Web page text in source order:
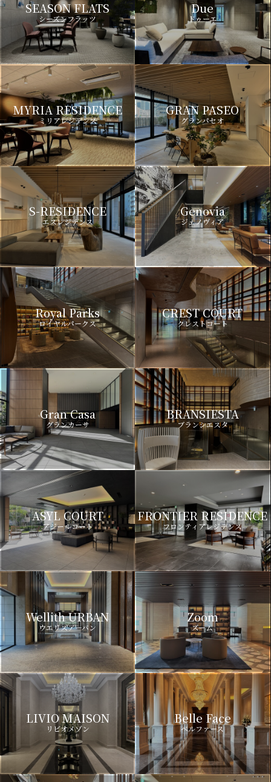
SEASON FLATS
シーズンフラッツ
Due
ドゥーエ
MYRIA RESIDENCE
ミリアレジデンス
GRAN PASEO
グランパセオ
S-RESIDENCE
エスレジデンス
Genovia
ジェノヴィア
Royal Parks
ロイヤルパークス
CREST COURT
クレストコート
Gran Casa
グランカーサ
BRANSIESTA
ブランシエスタ
ASYL COURT
アジールコート
FRONTIER RESIDENCE
フロンティアレジデンス
Wellith URBAN
ウエリスアーバン
Zoom
ズーム
LIVIO MAISON
リビオメゾン
Belle Face
ベルファース